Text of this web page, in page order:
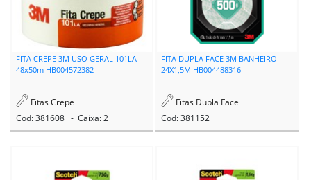
FITA CREPE 3M USO GERAL 101LA
48x50m HB004572382
Fitas Crepe
Cod: 381608 - Caixa: 2
FITA DUPLA FACE 3M BANHEIRO
24X1,5M HB004488316
Fitas Dupla Face
Cod: 381152